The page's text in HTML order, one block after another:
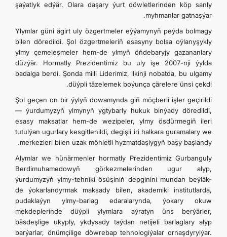
şaýatlyk edýär. Olara daşary ýurt döwletlerinden köp sanly
myhmanlar gatnaşýar.
Ylymlar güni ägirt uly özgertmeler eýýamynyň peýda bolmagy
bilen döredildi. Şol özgertmeleriň esasyny bolsa oýlanyşykly
ylmy çemeleşmeler hem-de ylmyň öňdebaryjy gazananlary
düzýär. Hormatly Prezidentimiz bu uly işe 2007-nji ýylda
badalga berdi. Şonda milli Liderimiz, ilkinji nobatda, bu ulgamy
düýpli täzelemek boýunça çärelere ünsi çekdi.
Şol geçen on bir ýylyň dowamynda giň möçberli işler geçirildi
— ýurdumyzyň ylmynyň ygtybarly hukuk binýady döredildi,
esasy maksatlar hem-de wezipeler, ylmy ösdürmegiň ileri
tutulýan ugurlary kesgitlenildi, degişli iri halkara guramalary we
merkezleri bilen uzak möhletli hyzmatdaşlygyň başy başlandy.
Alymlar we hünärmenler hormatly Prezidentimiz Gurbanguly
Berdimuhamedowyň görkezmelerinden ugur alyp,
ýurdumyzyň ylmy-tehniki ösüşiniň depginini mundan beýläk-
de ýokarlandyrmak maksady bilen, akademiki institutlarda,
pudaklaýyn ylmy-barlag edaralarynda, ýokary okuw
mekdeplerinde düýpli ylymlara aýratyn üns berýärler,
bäsdeşlige ukyply, ykdysady taýdan netijeli barlaglary alyp
barýarlar, önümçilige döwrebap tehnologiýalar ornaşdyrylýar.